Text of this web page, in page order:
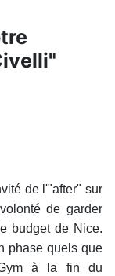
de l'"after" sur
de garder
budget de Nice.
phase quels que
à la fin du